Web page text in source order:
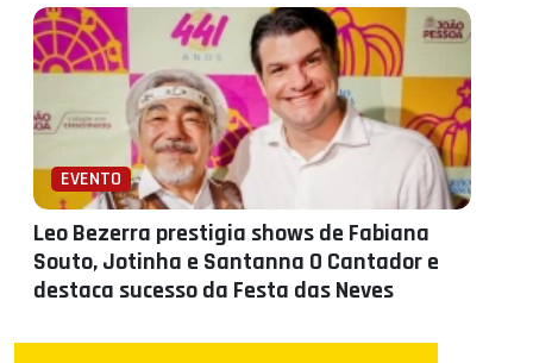
EVENTO
Leo Bezerra prestigia shows de Fabiana
Souto, Jotinha e Santanna O Cantador e
destaca sucesso da Festa das Neves